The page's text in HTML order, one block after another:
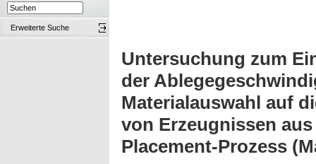
Erweiterte Suche
Untersuchung zum
der
Materialauswahl auf
von Erzeugnissen
Placement-Prozess